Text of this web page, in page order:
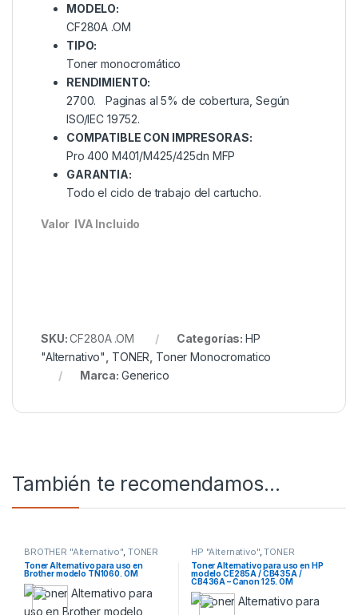
MODELO:
CF280A .OM
TIPO:
Toner monocromático
RENDIMIENTO:
2700. Paginas al 5% de cobertura, Según
ISO/IEC 19752.
COMPATIBLE CON IMPRESORAS:
Pro 400 M401/M425/425dn MFP
GARANTIA:
Todo el ciclo de trabajo del cartucho.
Valor IVA Incluido
SKU:CF280A .OM Categorías: HP
"Alternativo"
TONER Toner Monocromatico
Marca: Generico
También te recomendamos…
BROTHER "Alternativo", TONER
Toner Alternativo para uso en
Brother modelo TN1060. OM
HP "Alternativo",TONER
Toner Alternativo para uso en HP
modelo CE285A / CB435A /
CB436A – Canon 125. OM